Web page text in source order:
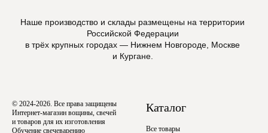
Наше производство и склады размещены на территории
Российской Федерации
в трёх крупных городах — Нижнем Новгороде, Москве
и Кургане.
© 2024-2026. Все права защищены
Интернет-магазин вощины, свечей
и товаров для их изготовления
Обучение свечеварению
Каталог
Все товары